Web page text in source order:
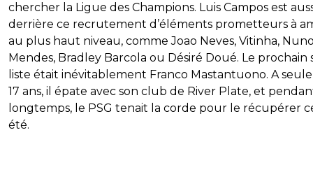
chercher la Ligue des Champions. Luis Campos est
derrière ce recrutement d’éléments prometteurs à
au plus haut niveau, comme Joao Neves, Vitinha,
Mendes, Bradley Barcola ou Désiré Doué. Le prochain
liste était inévitablement Franco Mastantuono. A
17 ans, il épate avec son club de River Plate, et
longtemps, le PSG tenait la corde pour le récupérer
été.